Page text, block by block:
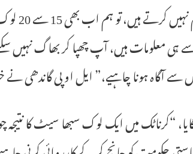
معلومات ہیں، آپ چھپا کر بھاگ نہیں
سے آگاہ ہونا چاہیے،” ایل او پی گاندھی نے
“کرناٹک میں ایک لوک سبھا سیٹ کا